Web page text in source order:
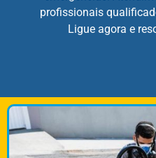
profissionais
Ligue agora e